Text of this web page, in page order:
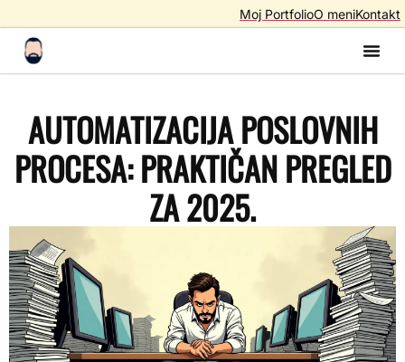
Moj PortfolioO meniKontakt
AUTOMATIZACIJA POSLOVNIH
PROCESA: PRAKTIČAN PREGLED
ZA 2025.